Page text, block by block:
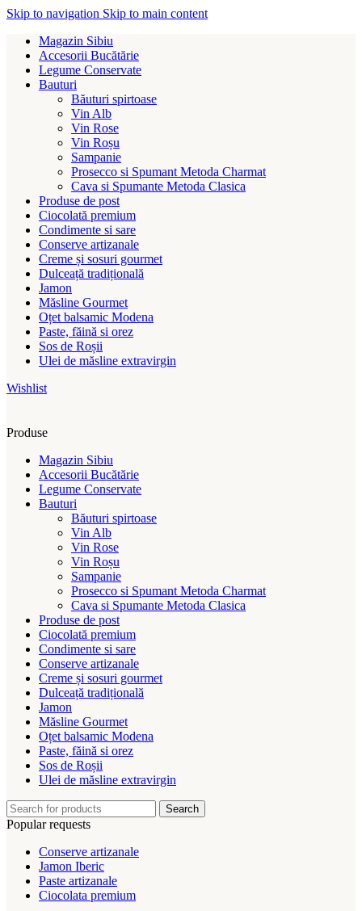
Skip to navigation Skip to main content
Magazin Sibiu
Accesorii Bucătărie
Legume Conservate
Bauturi
Băuturi spirtoase
Vin Alb
Vin Rose
Vin Roșu
Sampanie
Prosecco si Spumant Metoda Charmat
Cava si Spumante Metoda Clasica
Produse de post
Ciocolată premium
Condimente si sare
Conserve artizanale
Creme și sosuri gourmet
Dulceață tradițională
Jamon
Măsline Gourmet
Oțet balsamic Modena
Paste, făină si orez
Sos de Roșii
Ulei de măsline extravirgin
Wishlist
Produse
Magazin Sibiu
Accesorii Bucătărie
Legume Conservate
Bauturi
Băuturi spirtoase
Vin Alb
Vin Rose
Vin Roșu
Sampanie
Prosecco si Spumant Metoda Charmat
Cava si Spumante Metoda Clasica
Produse de post
Ciocolată premium
Condimente si sare
Conserve artizanale
Creme și sosuri gourmet
Dulceață tradițională
Jamon
Măsline Gourmet
Oțet balsamic Modena
Paste, făină si orez
Sos de Roșii
Ulei de măsline extravirgin
Search
Popular requests
Conserve artizanale
Jamon Iberic
Paste artizanale
Ciocolata premium